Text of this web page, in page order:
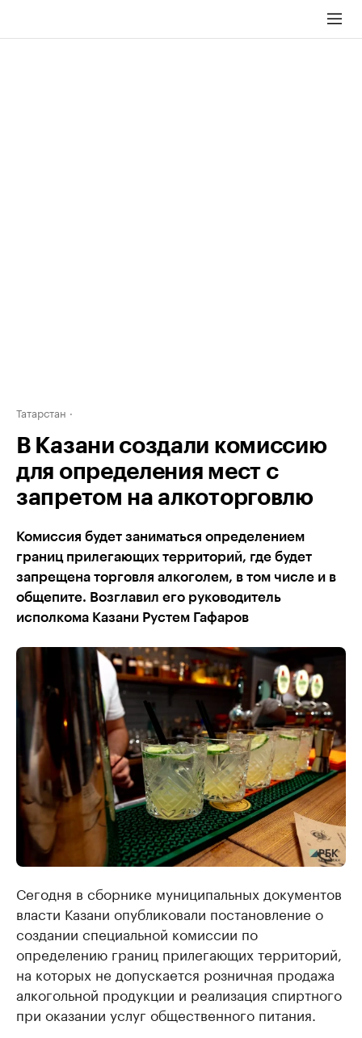
Татарстан
В Казани создали комиссию
для определения мест с
запретом на алкоторговлю
Комиссия будет заниматься определением
границ прилегающих территорий, где будет
запрещена торговля алкоголем, в том числе и в
общепите. Возглавил его руководитель
исполкома Казани Рустем Гафаров
Сегодня в сборнике муниципальных документов
власти Казани опубликовали постановление о
создании специальной комиссии по
определению границ прилегающих территорий,
на которых не допускается розничная продажа
алкогольной продукции и реализация спиртного
при оказании услуг общественного питания.